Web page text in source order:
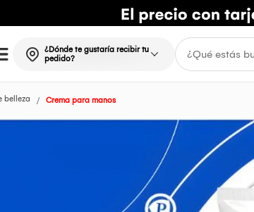
¿Dónde te gustaría recibir tu
pedido?
belleza Crema para manos